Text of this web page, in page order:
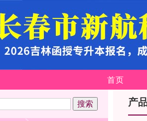
首页
产